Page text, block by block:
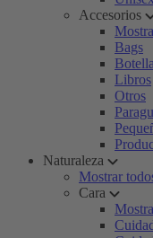
Accesorios
Bags
Libros
Otros
Naturaleza
Mostrar
Cara